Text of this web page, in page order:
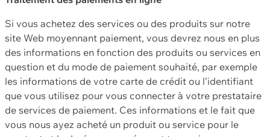
Si vous achetez des services ou des produits sur notre
site Web moyennant paiement, vous devrez nous en plus
des informations en fonction des produits ou services en
question et du mode de paiement souhaité, par exemple
les informations de votre carte de crédit ou l’identifiant
que vous utilisez pour vous connecter à votre prestataire
de services de paiement. Ces informations et le fait que
vous nous ayez acheté un produit ou service pour le